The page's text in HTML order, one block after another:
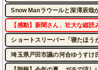
Snow Manラウールと深澤辰哉
【感動】新聞さん、壮大な縦
ショートスリーパー「寝たほ
埼玉県戸田市議の河合ゆうす